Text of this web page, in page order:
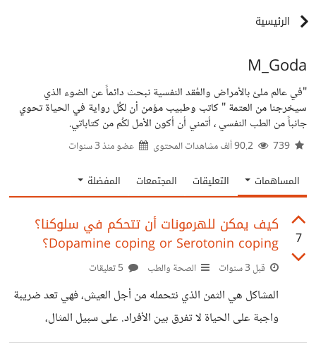
الرئيسية
M_Goda
"في عالم ملئ بالأمراض والعُقد النفسية نبحث دائماً عن الضوء الذي
سيخرجنا من العتمة " كاتب وطبيب مؤمن أن لكُل رواية في الحياة تحوي
جانباً من الطب النفسي ، أتمني أن أكون الأمل لكُم من كتاباتي.
عضو منذ3 سنوات
المساهمات التعليقات المجتمعات المفضلة
7
كيف يمكن للهرمونات أن تتحكم في سلوكنا؟
Dopamine coping or Serotonin coping؟
قبل 3 سنوات الصحة والطب
المشاكل هي الثمن الذي نتحمله من أجل العيش، فهي تعد ضريبة
واجبة على الحياة لا تفرق بين الأفراد. على سبيل المثال،
الأصحاء يمكن أن يواجهوا مشاكل صحية غير متوقعة. حتى